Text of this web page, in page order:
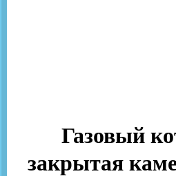
Газовый
закрытая